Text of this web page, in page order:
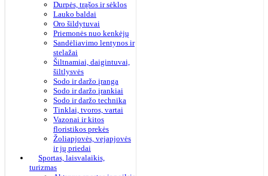
Durpės, trąšos ir sėklos
Lauko baldai
Oro šildytuvai
Priemonės nuo kenkėjų
Sandėliavimo lentynos ir
stelažai
Šiltnamiai, daigintuvai,
šiltlysvės
Sodo ir daržo įranga
Sodo ir daržo įrankiai
Sodo ir daržo technika
Tinklai, tvoros, vartai
Vazonai ir kitos
floristikos prekės
Žoliapjovės, vejapjovės
ir jų priedai
Sportas, laisvalaikis,
turizmas